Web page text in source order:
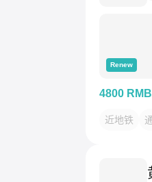
Renew
4800
近地铁